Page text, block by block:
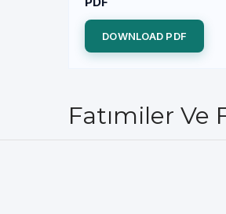
DOWNLOAD PDF
Fatımiler Ve